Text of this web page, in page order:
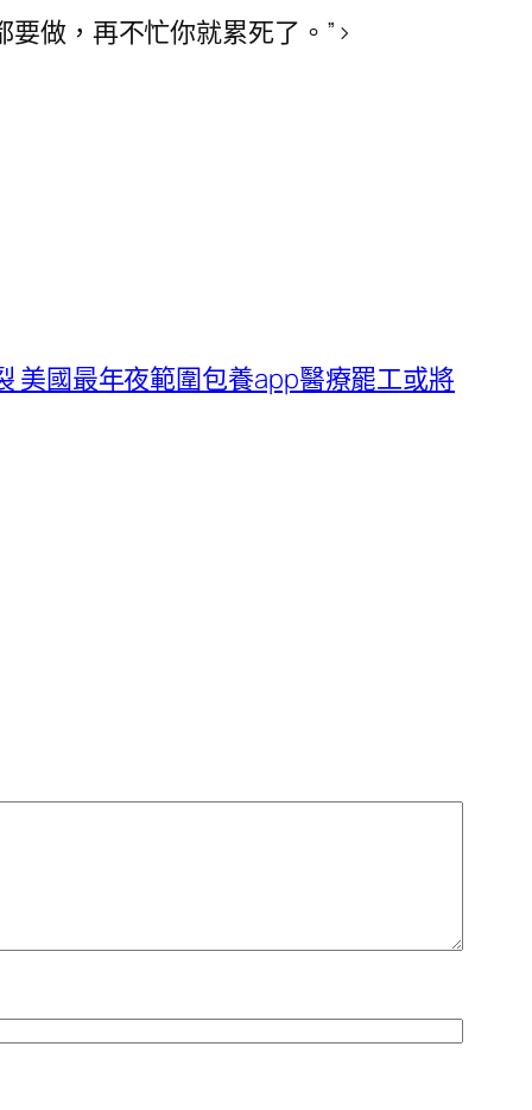
做，再不忙你就累死了。”>
美國最年夜範圍包養app醫療罷工或將